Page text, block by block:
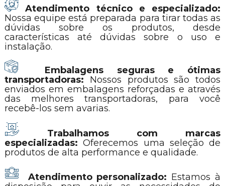
Atendimento técnico e especializado:
Nossa equipe está preparada para tirar todas as
dúvidas sobre os produtos, desde
características até dúvidas sobre o uso e
instalação.
Embalagens seguras e ótimas
transportadoras: Nossos produtos são todos
enviados em embalagens reforçadas e através
das melhores transportadoras, para você
recebê-los sem avarias.
Trabalhamos com marcas
especializadas:Oferecemos uma seleção de
produtos de alta performance e qualidade.
Atendimento personalizado: Estamos à